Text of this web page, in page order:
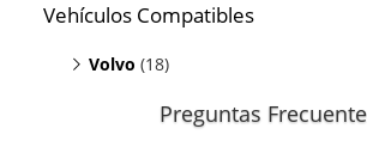
Vehículos Compatibles
Volvo (18)
C30 2.4 (D5, motor D5244T9)
Preguntas